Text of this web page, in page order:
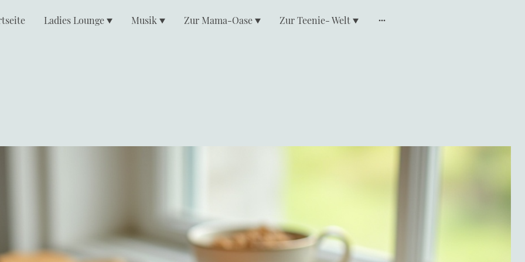
Ladies Lounge Musik Zur Mama-Oase Zur Teenie- Welt